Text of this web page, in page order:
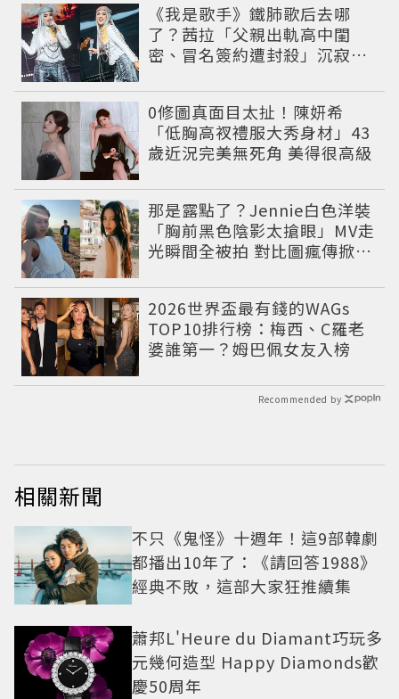
《我是歌手》鐵肺歌后去哪
了？茜拉「父親出軌高中閨
密、冒名簽約遭封殺」沉寂12
0修圖真面目太扯！陳妍希
「低胸高衩禮服大秀身材」43
歲近況完美無死角 美得很高級
那是露點了？Jennie白色洋裝
「胸前黑色陰影太搶眼」MV走
光瞬間全被拍 對比圖瘋傳掀論
2026世界盃最有錢的WAGs
TOP10排行榜：梅西、C羅老
婆誰第一？姆巴佩女友入榜
Recommended by
相關新聞
不只《鬼怪》十週年！這9部韓劇
都播出10年了：《請回答1988》
經典不敗，這部大家狂推續集
蕭邦L'Heure du Diamant巧玩多
元幾何造型 Happy Diamonds歡
慶50周年